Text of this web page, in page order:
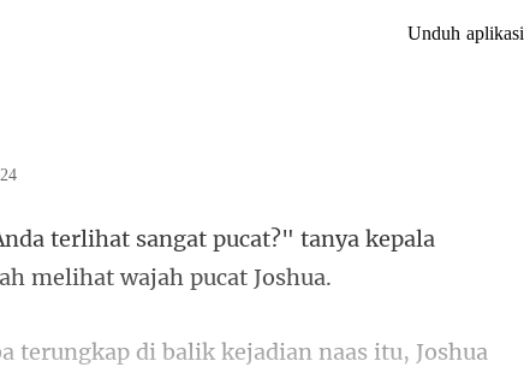
Unduh aplikasi
ngat pucat?" tanya kepala
hua